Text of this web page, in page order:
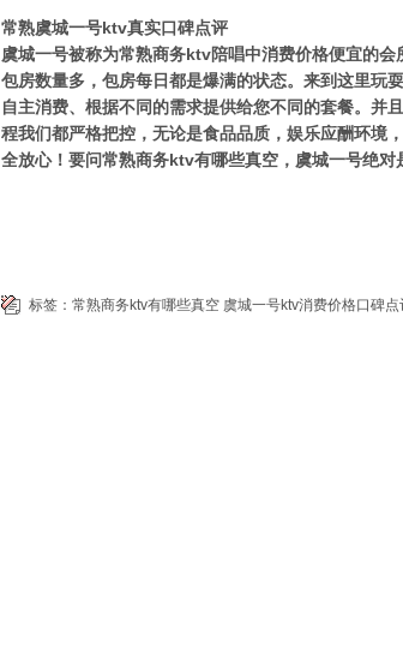
常熟虞城一号ktv真实口碑点评
虞城一号被称为常熟商务ktv陪唱中消费价格便宜的
包房数量多，包房每日都是爆满的状态。来到这里玩
自主消费、根据不同的需求提供给您不同的套餐。并
程我们都严格把控，无论是食品品质，娱乐应酬环境
全放心！要问常熟商务ktv有哪些真空，虞城一号绝对
标签： 常熟商务ktv有哪些真空 虞城一号ktv消费价格口碑点